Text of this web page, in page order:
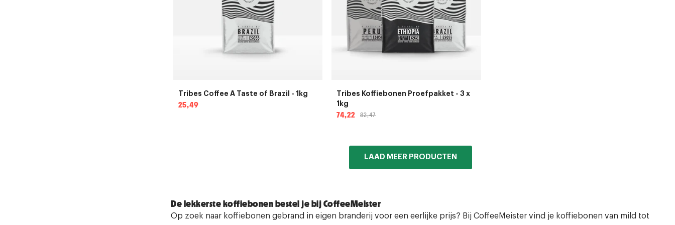
Tribes Coffee A Taste of Brazil - 1kg
Normale
25,49
Tribes Koffiebonen Proefpakket - 3 x
1kg
Aanbiedingsprijs
74,22
Normale
82,47
LAAD MEER PRODUCTEN
De lekkerste koffiebonen bestel je bij CoffeeMeister
Op zoek naar koffiebonen gebrand in eigen branderij voor een eerlijke prijs? Bij CoffeeMeister vind je koffiebonen van mild tot